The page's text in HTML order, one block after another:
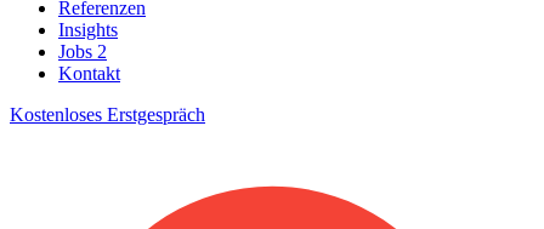
Referenzen
Insights
Jobs 2
Kontakt
Kostenloses Erstgespräch